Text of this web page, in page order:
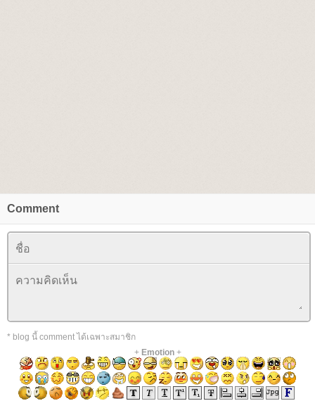
Comment
* blog นี้ comment ได้เฉพาะสมาชิก
+ Emotion+